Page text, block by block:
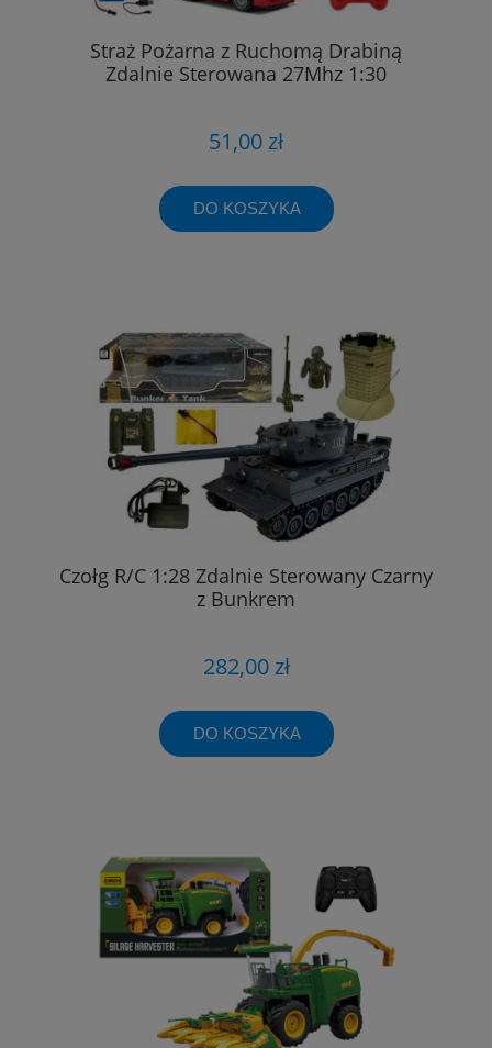
Straż Pożarna z Ruchomą Drabiną
Zdalnie Sterowana 27Mhz 1:30
51,00 zł
DO KOSZYKA
Czołg R/C 1:28 Zdalnie Sterowany Czarny
z Bunkrem
282,00 zł
DO KOSZYKA